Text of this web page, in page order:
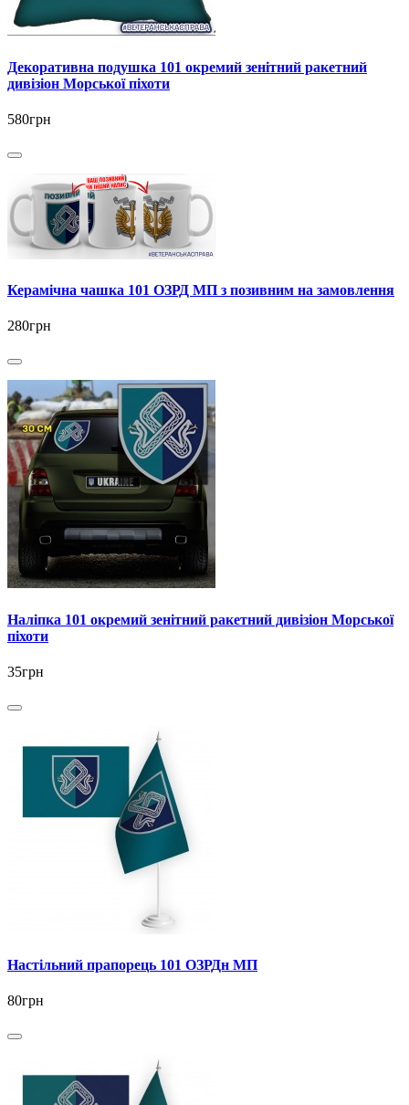
Декоративна подушка 101 окремий зенітний ракетний
дивізіон Морської піхоти
580грн
Керамічна чашка 101 ОЗРД МП з позивним на замовлення
280грн
Наліпка 101 окремий зенітний ракетний дивізіон Морської
піхоти
35грн
Настільний прапорець 101 ОЗРДн МП
80грн